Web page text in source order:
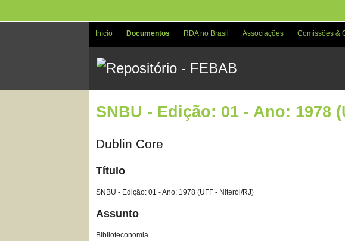
Início Documentos RDA no Brasil Associações Comissões &
SNBU - Edição: 01 - Ano: 1978
Dublin Core
Título
SNBU - Edição: 01 - Ano: 1978 (UFF - Niterói/RJ)
Assunto
Biblioteconomia